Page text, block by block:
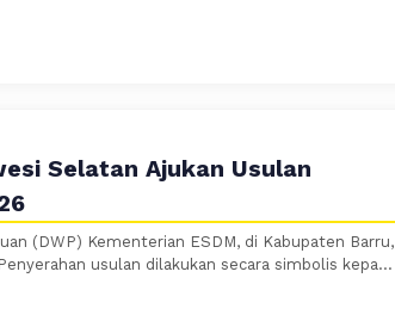
Selatan Ajukan Usulan
(DWP) Kementerian ESDM, di Kabupaten Barru,
usulan dilakukan secara simbolis kepa...